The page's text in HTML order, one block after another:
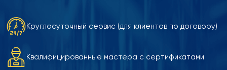
Круглосуточный сервис (для клиентов по договору)
Квалифицированные мастера с сертификатами